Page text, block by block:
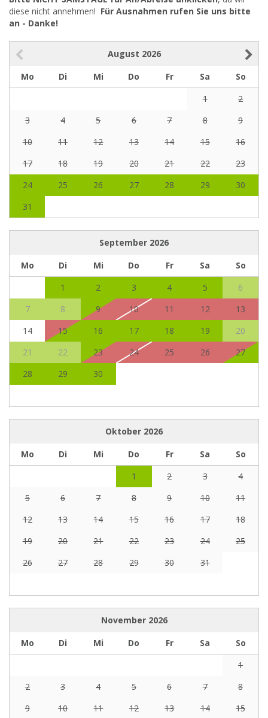
diese nicht annehmen! Für Ausnahmen rufen Sie uns bitte
an - Danke!
August 2026
Mo
Di Mi Do Fr Sa
So
1
2
3
4 5 6 7 8
9
10
11 12 13 14 15
16
17
18 19 20 21 22
23
24
25 26 27 28 29
30
31
September 2026
Mo
Di Mi Do Fr Sa
So
1
2 3 4 5
6
7
8 9 10 11 12
13
14
15 16 17 18 19
20
21
22 23 24 25 26
27
28
29 30
Oktober 2026
Mo
Di Mi Do Fr Sa
So
1
2 3
4
5
6 7 8 9 10
11
12
13 14 15 16 17
18
19
20 21 22 23 24
25
26
27 28 29 30 31
November 2026
Mo
Di Mi Do Fr Sa
So
1
2
3 4 5 6 7
8
9
10 11 12 13 14
15